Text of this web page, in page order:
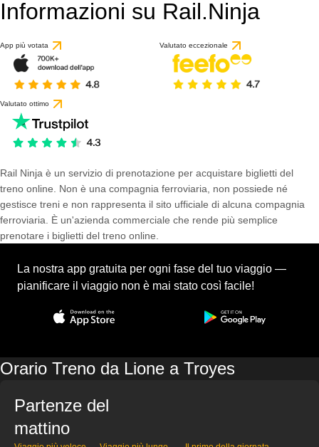
Informazioni su Rail.Ninja
App più votata Valutato eccezionale
Valutato ottimo
Rail Ninja è un servizio di prenotazione per acquistare biglietti del
treno online. Non è una compagnia ferroviaria, non possiede né
gestisce treni e non rappresenta il sito ufficiale di alcuna compagnia
ferroviaria. È un'azienda commerciale che rende più semplice
prenotare i biglietti del treno online.
La nostra app gratuita per ogni fase del tuo viaggio —
pianificare il viaggio non è mai stato così facile!
Orario Treno da Lione a Troyes
Partenze del
mattino